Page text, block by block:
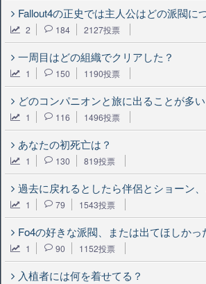
Fallout4の正史では主人公はどの派閥に
2 184 2127投票
一周目はどの組織でクリアした？
1 150 1190投票
どのコンパニオンと旅に出ることが多い
1 116 1496投票
あなたの初死亡は？
1 130 819投票
過去に戻れるとしたら伴侶とショーン
1 79 1543投票
Fo4の好きな派閥、または出てほしかっ
1 90 1152投票
入植者には何を着せてる？